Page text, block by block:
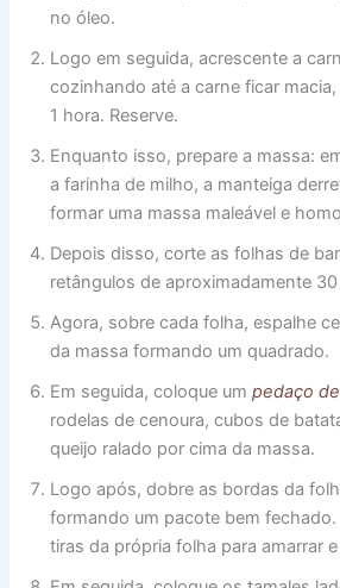
no óleo.
Logo em seguida, acrescente a
cozinhando até a carne ficar
1 hora. Reserve.
Enquanto isso, prepare a massa:
a farinha de milho, a manteiga
formar uma massa maleável e
Depois disso, corte as folhas de
retângulos de aproximadamente
Agora, sobre cada folha, espalhe
da massa formando um quadrado.
Em seguida, coloque um pedaço
rodelas de cenoura, cubos de
queijo ralado por cima da massa.
Logo após, dobre as bordas da
formando um pacote bem
tiras da própria folha para amarrar